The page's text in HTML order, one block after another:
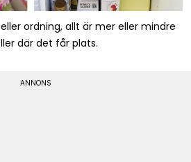
ordning, allt är mer eller mindre
där det får plats.